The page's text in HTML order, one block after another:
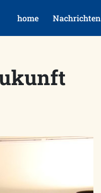
home Nachrichten